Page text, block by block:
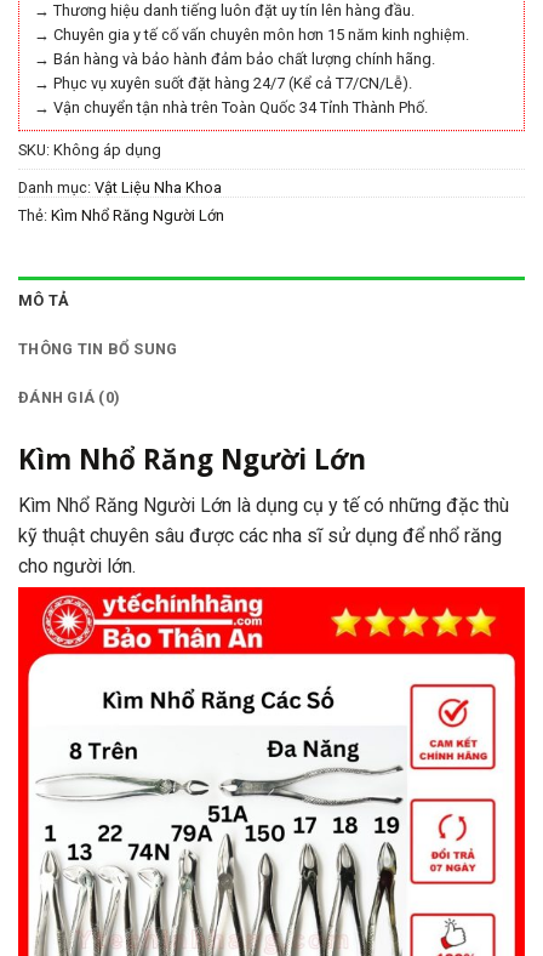
→ Thương hiệu danh tiếng luôn đặt uy tín lên hàng đầu.
→ Chuyên gia y tế cố vấn chuyên môn hơn 15 năm kinh nghiệm.
→ Bán hàng và bảo hành đảm bảo chất lượng chính hãng.
→ Phục vụ xuyên suốt đặt hàng 24/7 (Kể cả T7/CN/Lễ).
→ Vận chuyển tận nhà trên Toàn Quốc 34 Tỉnh Thành Phố.
SKU: Không áp dụng
Danh mục: Vật Liệu Nha Khoa
Thẻ: Kìm Nhổ Răng Người Lớn
MÔ TẢ
THÔNG TIN BỔ SUNG
ĐÁNH GIÁ (0)
Kìm Nhổ Răng Người Lớn
Kìm Nhổ Răng Người Lớn là dụng cụ y tế có những đặc thù
kỹ thuật chuyên sâu được các nha sĩ sử dụng để nhổ răng
cho người lớn.